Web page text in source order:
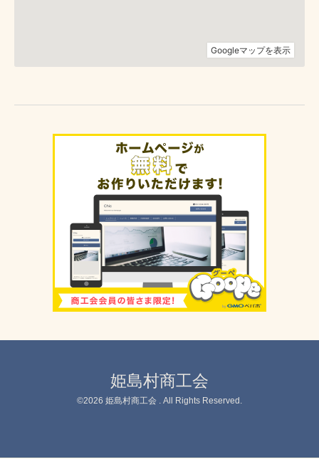
姫島村商工会
©2026 姫島村商工会 . All Rights Reserved.